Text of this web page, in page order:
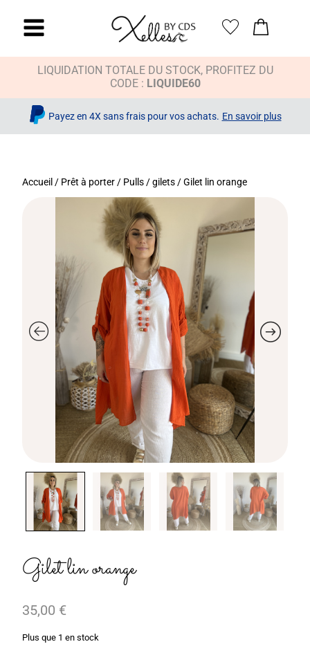
LIQUIDATION TOTALE DU STOCK, PROFITEZ DU
CODE : LIQUIDE60
Payez en 4X sans frais pour vos achats. En savoir plus
Accueil / Prêt à porter / Pulls / gilets / Gilet lin orange
Gilet lin orange
35,00 €
Plus que 1 en stock